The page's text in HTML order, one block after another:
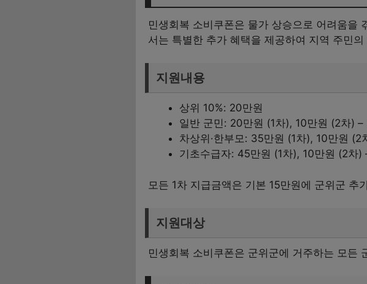
민생회복 소비쿠폰은 물가 상승으로 어려움을
서는 특별한 추가 혜택을 제공하여 지역 주민
지원내용
상위 10%: 20만원
일반 군민: 20만원 (1차), 10만원 (2차) –
차상위·한부모: 35만원 (1차), 10만원 (2
기초수급자: 45만원 (1차), 10만원 (2차)
모든 1차 지급금액은 기본 15만원에 군위군
지원대상
민생회복 소비쿠폰은 군위군에 거주하는 모든